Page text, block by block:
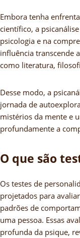
Embora tenha
científico, a
psicologia e na
influência transcende
como literatura,
Desse modo, a
jornada de
mistérios da mente e
profundamente a
O que são
Os testes de
projetados para
padrões de
uma pessoa. Essas
profunda da psique,